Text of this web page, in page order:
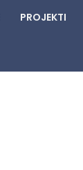
PROJEKTI